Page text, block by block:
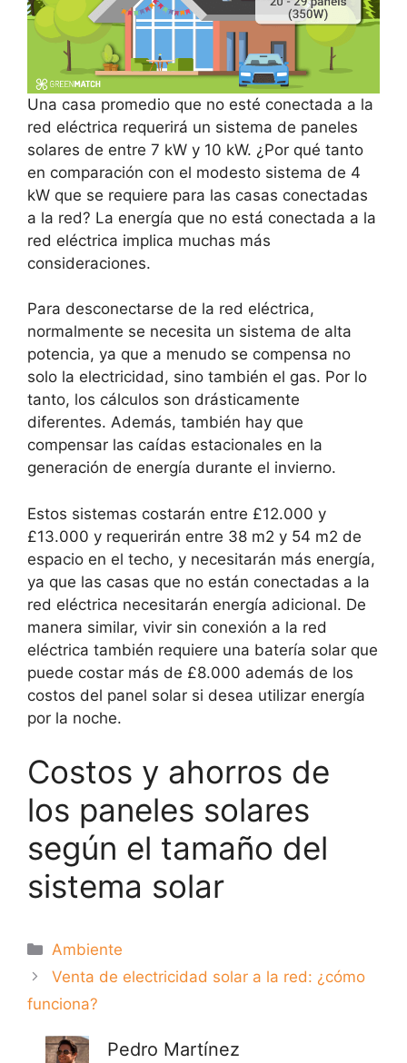
Una casa promedio que no esté conectada a la
red eléctrica requerirá un sistema de paneles
solares de entre 7 kW y 10 kW. ¿Por qué tanto
en comparación con el modesto sistema de 4
kW que se requiere para las casas conectadas
a la red? La energía que no está conectada a la
red eléctrica implica muchas más
consideraciones.
Para desconectarse de la red eléctrica,
normalmente se necesita un sistema de alta
potencia, ya que a menudo se compensa no
solo la electricidad, sino también el gas. Por lo
tanto, los cálculos son drásticamente
diferentes. Además, también hay que
compensar las caídas estacionales en la
generación de energía durante el invierno.
Estos sistemas costarán entre £12.000 y
£13.000 y requerirán entre 38 m2 y 54 m2 de
espacio en el techo, y necesitarán más energía,
ya que las casas que no están conectadas a la
red eléctrica necesitarán energía adicional. De
manera similar, vivir sin conexión a la red
eléctrica también requiere una batería solar que
puede costar más de £8.000 además de los
costos del panel solar si desea utilizar energía
por la noche.
Costos y ahorros de
los paneles solares
según el tamaño del
sistema solar
Categorías
Ambiente
Venta de electricidad solar a la red: ¿cómo
funciona?
Pedro Martínez